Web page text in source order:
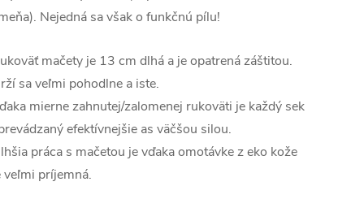
Nejedná sa však o funkčnú pílu!
mačety je 13 cm dlhá a je opatrená záštitou.
sa veľmi pohodlne a iste.
mierne zahnutej/zalomenej rukoväti je každý sek
efektívnejšie as väčšou silou.
práca s mačetou je vďaka omotávke z eko kože
veľmi príjemná.